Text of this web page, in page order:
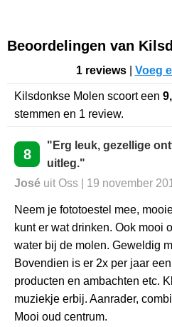
Beoordelingen van
1 reviews| Voeg
Kilsdonkse Molen scoort een
stemmen en 1 review.
8
"Erg leuk, gezellige
uitleg."
José uit Oss | 19 november
Neem je fototoestel mee,
kunt er wat drinken. Ook mooi
water bij de molen. Geweldig
Bovendien is er 2x per jaar
producten en ambachten etc.
muziekje erbij. Aanrader,
Mooi oud centrum.